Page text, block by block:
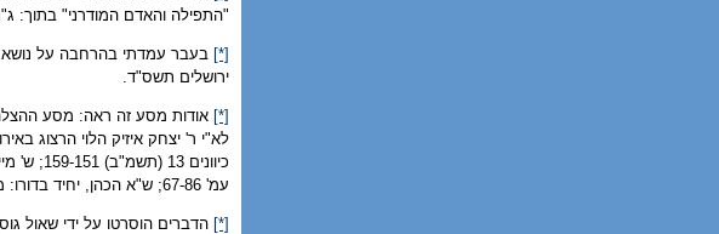
"התפילה והאדם המודרני" בתוך:
[*] בעבר עמדתי בהרחבה על נושא
ירושלים תשס"ד.
[*] אודות מסע זה ראה: מסע
לא"י ר' יצחק איזיק הלוי הרצוג
עמ' 67-86; ש"א הכהן, יחיד בדורו: מגילת חייו של... רבי יצחק אייזיק הלוי הרצוג, ירושלים, כתר (1980).
[*] הדברים הוסרטו על ידי שאול